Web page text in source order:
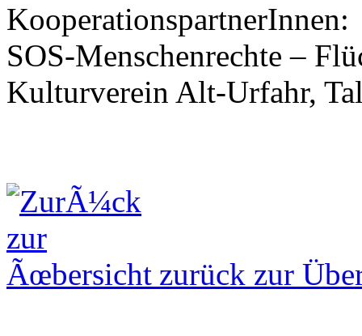
KooperationspartnerInnen:
SOS-Menschenrechte –
Kulturverein Alt-Urfahr,
zurück zur